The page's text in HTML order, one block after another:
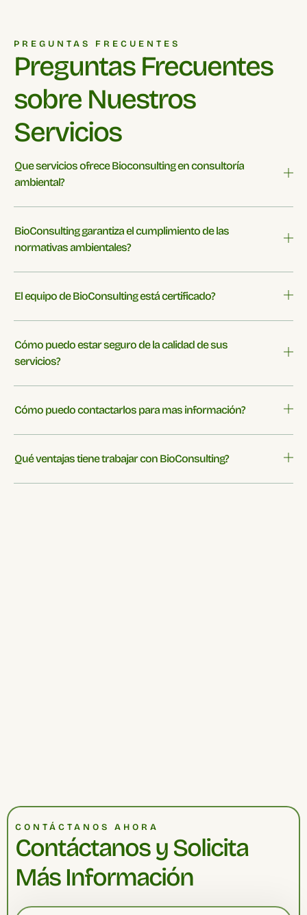
PREGUNTAS FRECUENTES
Preguntas Frecuentes
sobre Nuestros
Servicios
Que servicios ofrece Bioconsulting en consultoría
ambiental?
BioConsulting garantiza el cumplimiento de las
normativas ambientales?
El equipo de BioConsulting está certificado?
Cómo puedo estar seguro de la calidad de sus
servicios?
Cómo puedo contactarlos para mas información?
Qué ventajas tiene trabajar con BioConsulting?
CONTÁCTANOS AHORA
Contáctanos y Solicita
Más Información